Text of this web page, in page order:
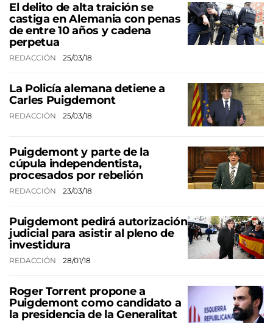
El delito de alta traición se
castiga en Alemania con penas
de entre 10 años y cadena
perpetua
REDACCIÓN 25/03/18
La Policía alemana detiene a
Carles Puigdemont
REDACCIÓN 25/03/18
Puigdemont y parte de la
cúpula independentista,
procesados por rebelión
REDACCIÓN 23/03/18
Puigdemont pedirá autorización
judicial para asistir al pleno de
investidura
REDACCIÓN 28/01/18
Roger Torrent propone a
Puigdemont como candidato a
la presidencia de la Generalitat